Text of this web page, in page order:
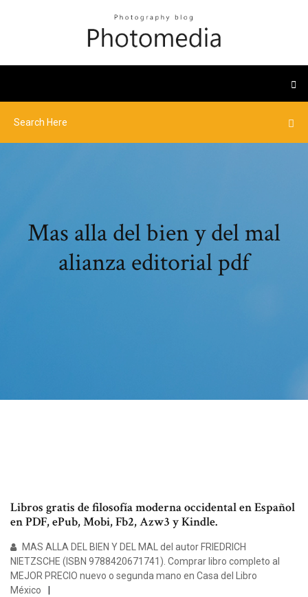
Mas alla del bien y del mal
alianza editorial pdf
Libros gratis de filosofía moderna occidental en Español
en PDF, ePub, Mobi, Fb2, Azw3 y Kindle.
MAS ALLA DEL BIEN Y DEL MAL del autor FRIEDRICH
NIETZSCHE (ISBN 9788420671741). Comprar libro completo al
MEJOR PRECIO nuevo o segunda mano en Casa del Libro
México